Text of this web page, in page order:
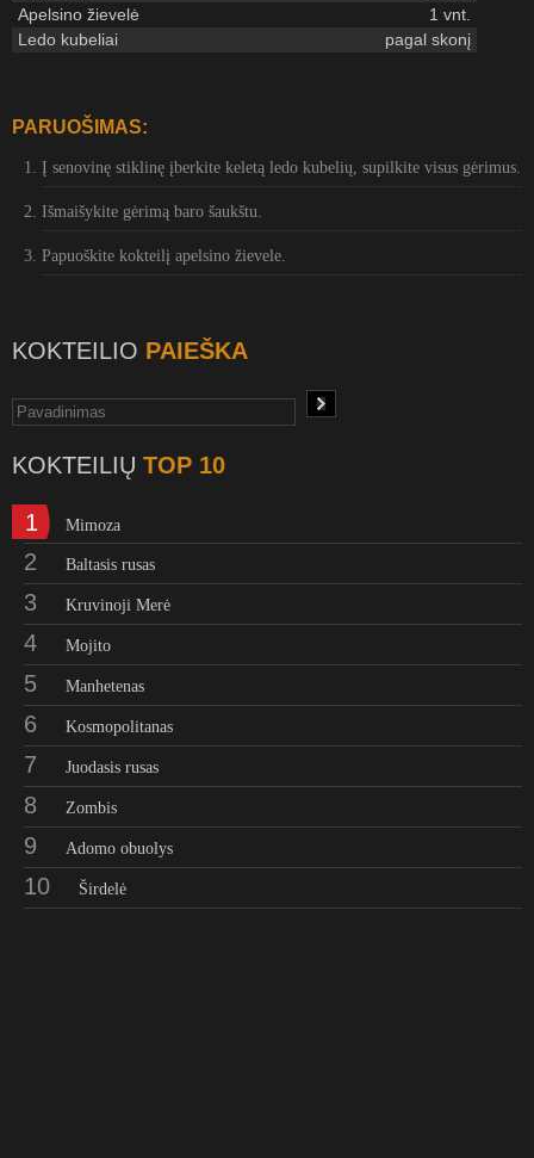
Apelsino žievelė
1 vnt.
Ledo kubeliai
pagal skonį
PARUOŠIMAS:
Į senovinę stiklinę įberkite keletą ledo kubelių, supilkite visus gėrimus.
Išmaišykite gėrimą baro šaukštu.
Papuoškite kokteilį apelsino žievele.
KOKTEILIO PAIEŠKA
KOKTEILIŲ TOP 10
1 Mimoza
2 Baltasis rusas
3 Kruvinoji Merė
4 Mojito
5 Manhetenas
6 Kosmopolitanas
7 Juodasis rusas
8 Zombis
9 Adomo obuolys
10 Širdelė